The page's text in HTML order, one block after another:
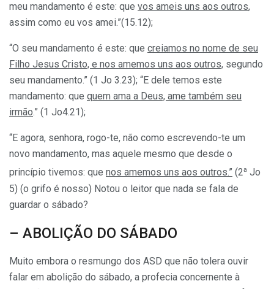
meu mandamento é este: que vos ameis uns aos outros,
assim como eu vos amei.”(15.12);
“O seu mandamento é este: que creiamos no nome de seu
Filho Jesus Cristo, e nos amemos uns aos outros, segundo
seu mandamento.” (1 Jo 3.23); “E dele temos este
mandamento: que quem ama a Deus, ame também seu
irmão.” (1 Jo4.21);
“E agora, senhora, rogo-te, não como escrevendo-te um
novo mandamento, mas aquele mesmo que desde o
princípio tivemos: que nos amemos uns aos outros.” (2a Jo
5) (o grifo é nosso) Notou o leitor que nada se fala de
guardar o sábado?
– ABOLIÇÃO DO SÁBADO
Muito embora o resmungo dos ASD que não tolera ouvir
falar em abolição do sábado, a profecia concernente à